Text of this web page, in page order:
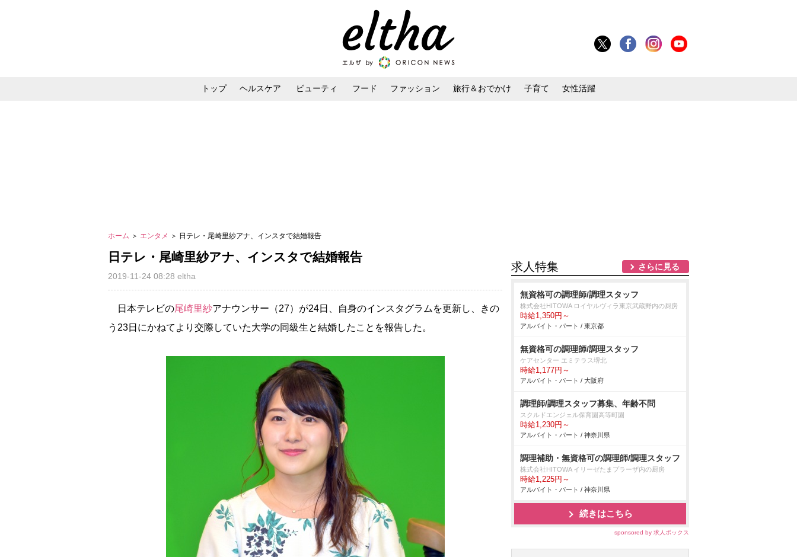
トップ ヘルスケア ビューティ フード ファッション 旅行＆おでかけ 子育て 女性活躍
ホーム ＞ エンタメ ＞ 日テレ・尾崎里紗アナ、インスタで結婚報告
日テレ・尾崎里紗アナ、インスタで結婚報告
2019-11-24 08:28 eltha
日本テレビの尾崎里紗アナウンサー（27）が24日、自身のインスタグラムを更新し、きの
う23日にかねてより交際していた大学の同級生と結婚したことを報告した。
求人特集 さらに見る
無資格可の調理師/調理スタッフ
株式会社HITOWA ロイヤルヴィラ東京武蔵野内の厨房
時給1,350円～
アルバイト・パート / 東京都
無資格可の調理師/調理スタッフ
ケアセンター エミテラス堺北
時給1,177円～
アルバイト・パート / 大阪府
調理師/調理スタッフ募集、年齢不問
スクルドエンジェル保育園高等町園
時給1,230円～
アルバイト・パート / 神奈川県
調理補助・無資格可の調理師/調理スタッフ
株式会社HITOWA イリーゼたまプラーザ内の厨房
時給1,225円～
アルバイト・パート / 神奈川県
続きはこちら
sponsored by 求人ボックス